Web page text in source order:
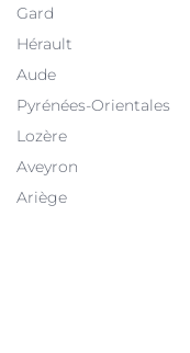
Gard
Hérault
Aude
Pyrénées-Orientales
Lozère
Aveyron
Ariège